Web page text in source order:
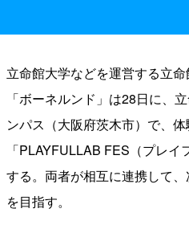
立命館大学などを運営する立
「ボーネルンド」は28日に、
ンパス（大阪府茨木市）で、体
「PLAYFULLAB FES（プレ
する。両者が相互に連携して
を目指す。